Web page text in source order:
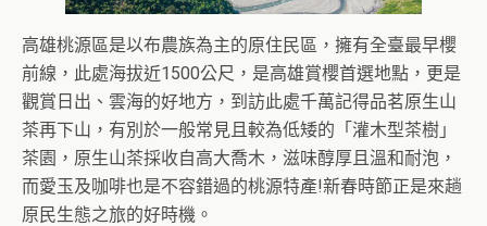
高雄桃源區是以布農族為主的原住民區，擁有全臺最早櫻
前線，此處海拔近1500公尺，是高雄賞櫻首選地點，更是
觀賞日出、雲海的好地方，到訪此處千萬記得品茗原生山
茶再下山，有別於一般常見且較為低矮的「灌木型茶樹」
茶園，原生山茶採收自高大喬木，滋味醇厚且溫和耐泡，
而愛玉及咖啡也是不容錯過的桃源特產!新春時節正是來趟
原民生態之旅的好時機。